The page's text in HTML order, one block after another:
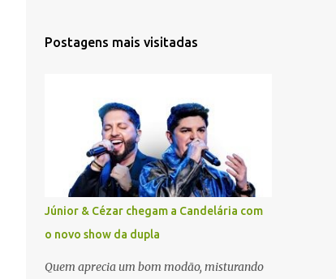
Postagens mais visitadas
Júnior & Cézar chegam a Candelária com
o novo show da dupla
Quem aprecia um bom modão, misturando